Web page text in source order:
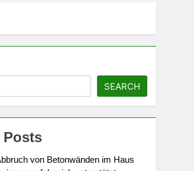
SEARCH
Posts
von Betonwänden im Haus